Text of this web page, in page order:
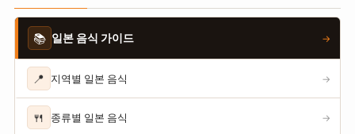
📚 일본 음식 가이드 →
📍 지역별 일본 음식 →
🍴 종류별 일본 음식 →